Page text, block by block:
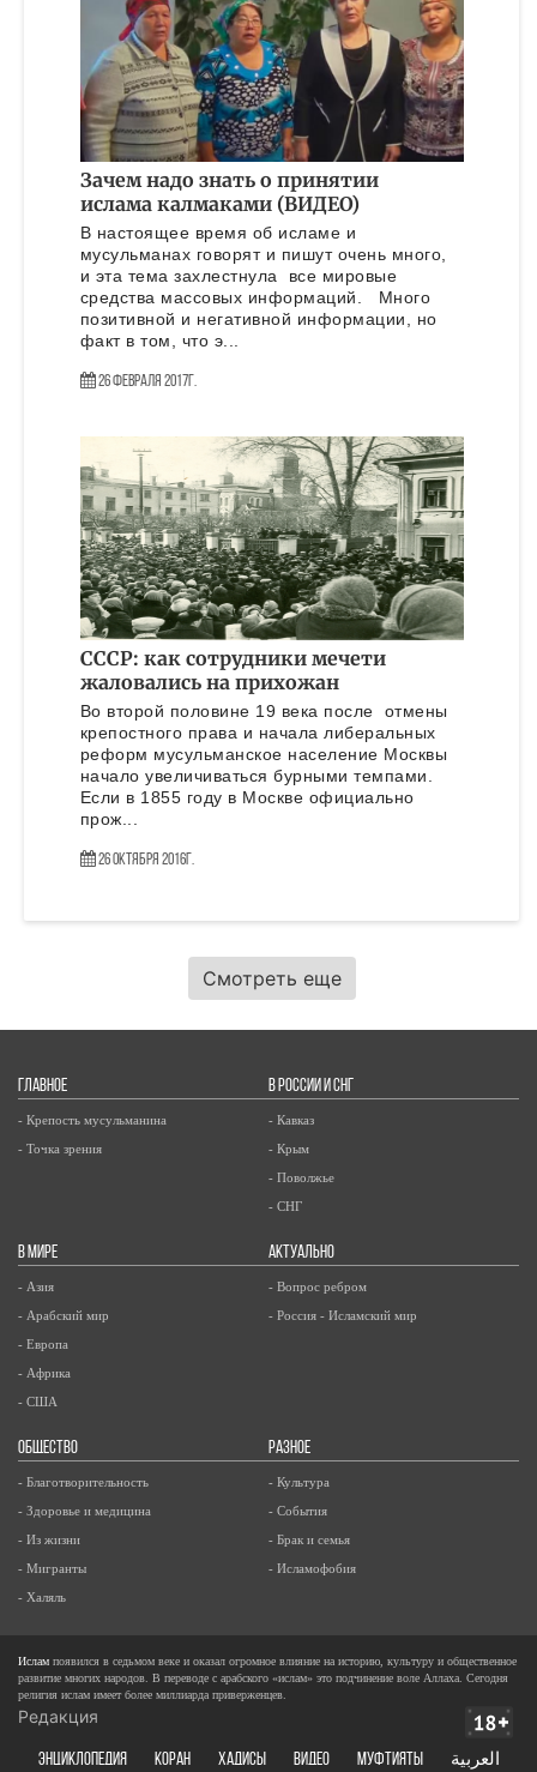
Зачем надо знать о принятии
ислама калмаками (ВИДЕО)
В настоящее время об исламе и
мусульманах говорят и пишут очень много,
и эта тема захлестнула все мировые
средства массовых информаций. Много
позитивной и негативной информации, но
факт в том, что э...
26 Февраля 2017г.
СССР: как сотрудники мечети
жаловались на прихожан
Во второй половине 19 века после отмены
крепостного права и начала либеральных
реформ мусульманское население Москвы
начало увеличиваться бурными темпами.
Если в 1855 году в Москве официально
прож...
26 Октября 2016г.
Смотреть еще
ГЛАВНОЕ
- Крепость мусульманина
- Точка зрения
В РОССИИ И СНГ
- Кавказ
- Крым
- Поволжье
- СНГ
В МИРЕ
- Азия
- Арабский мир
- Европа
- Африка
- США
АКТУАЛЬНО
- Вопрос ребром
- Россия - Исламский мир
ОБЩЕСТВО
- Благотворительность
- Здоровье и медицина
- Из жизни
- Мигранты
- Халяль
РАЗНОЕ
- Культура
- События
- Брак и семья
- Исламофобия
Ислам появился в седьмом веке и оказал огромное влияние на историю, культуру и общественное
развитие многих народов. В переводе с арабского «ислам» это подчинение воле Аллаха. Сегодня
религия ислам имеет более миллиарда приверженцев.
Редакция
ЭНЦИКЛОПЕДИЯ КОРАН ХАДИСЫ ВИДЕО Муфтияты العربية